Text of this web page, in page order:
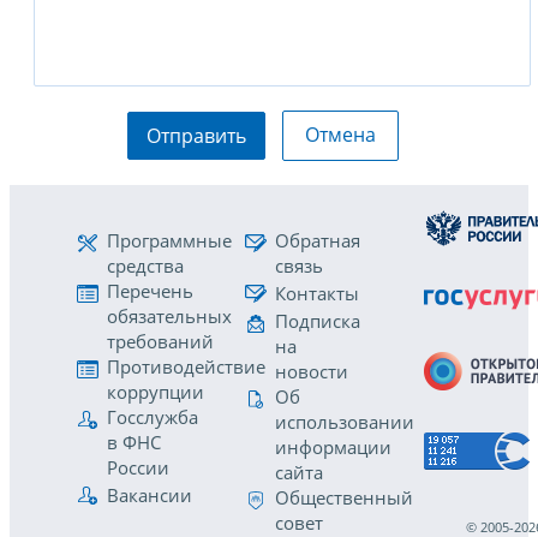
Отправить Отмена
Программные
средства
Перечень
обязательных
требований
Противодействие
коррупции
Госслужба
в ФНС
России
Вакансии
Обратная
связь
Контакты
Подписка
на
новости
Об
использовании
информации
сайта
Общественный
совет
© 2005-